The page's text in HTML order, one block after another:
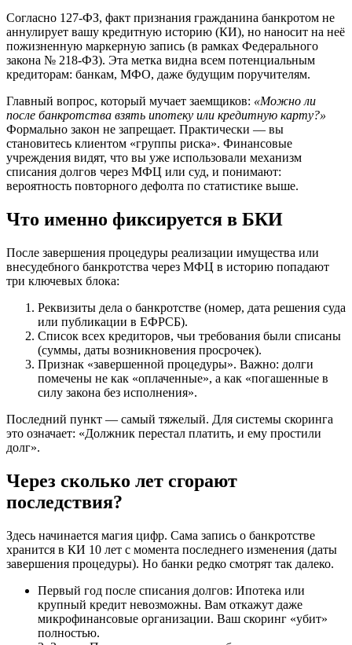
Согласно 127-ФЗ, факт признания гражданина банкротом не
аннулирует вашу кредитную историю (КИ), но наносит на неё
пожизненную маркерную запись (в рамках Федерального
закона № 218-ФЗ). Эта метка видна всем потенциальным
кредиторам: банкам, МФО, даже будущим поручителям.
Главный вопрос, который мучает заемщиков: «Можно ли
после банкротства взять ипотеку или кредитную карту?»
Формально закон не запрещает. Практически — вы
становитесь клиентом «группы риска». Финансовые
учреждения видят, что вы уже использовали механизм
списания долгов через МФЦ или суд, и понимают:
вероятность повторного дефолта по статистике выше.
Что именно фиксируется в БКИ
После завершения процедуры реализации имущества или
внесудебного банкротства через МФЦ в историю попадают
три ключевых блока:
Реквизиты дела о банкротстве (номер, дата решения суда
или публикации в ЕФРСБ).
Список всех кредиторов, чьи требования были списаны
(суммы, даты возникновения просрочек).
Признак «завершенной процедуры». Важно: долги
помечены не как «оплаченные», а как «погашенные в
силу закона без исполнения».
Последний пункт — самый тяжелый. Для системы скоринга
это означает: «Должник перестал платить, и ему простили
долг».
Через сколько лет сгорают
последствия?
Здесь начинается магия цифр. Сама запись о банкротстве
хранится в КИ 10 лет с момента последнего изменения (даты
завершения процедуры). Но банки редко смотрят так далеко.
Первый год после списания долгов: Ипотека или
крупный кредит невозможны. Вам откажут даже
микрофинансовые организации. Ваш скоринг «убит»
полностью.